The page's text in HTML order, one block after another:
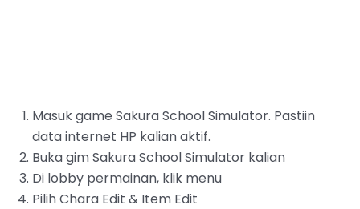
Masuk game Sakura School Simulator. Pastiin
data internet HP kalian aktif.
‌Buka gim Sakura School Simulator kalian
Di lobby permainan, klik menu
Pilih Chara Edit & Item Edit